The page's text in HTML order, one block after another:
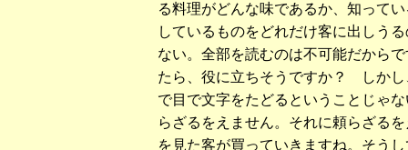
る料理がどんな味であるか、知って
しているものをどれだけ客に出しう
ない。全部を読むのは不可能だから
たら、役に立ちそうですか？ しかし
で目で文字をたどるということじゃ
らざるをえません。それに頼らざる
を見た客が買っていきますね。そう